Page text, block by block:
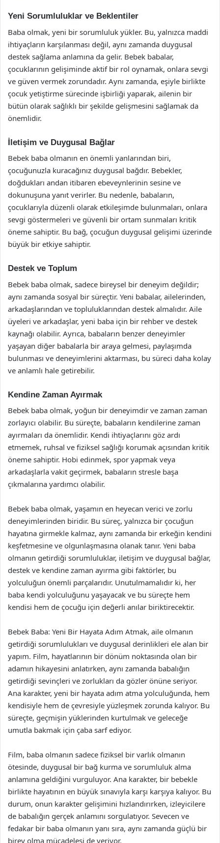
Yeni Sorumluluklar ve Beklentiler
Baba olmak, yeni bir sorumluluk yükler. Bu, yalnızca maddi
ihtiyaçların karşılanması değil, aynı zamanda duygusal
destek sağlama anlamına da gelir. Bebek babalar,
çocuklarının gelişiminde aktif bir rol oynamak, onlara sevgi
ve güven vermek zorundadır. Aynı zamanda, eşiyle birlikte
çocuk yetiştirme sürecinde işbirliği yaparak, ailenin bir
bütün olarak sağlıklı bir şekilde gelişmesini sağlamak da
önemlidir.
İletişim ve Duygusal Bağlar
Bebek baba olmanın en önemli yanlarından biri,
çocuğunuzla kuracağınız duygusal bağdır. Bebekler,
doğdukları andan itibaren ebeveynlerinin sesine ve
dokunuşuna yanıt verirler. Bu nedenle, babaların,
çocuklarıyla düzenli olarak etkileşimde bulunmaları, onlara
sevgi göstermeleri ve güvenli bir ortam sunmaları kritik
öneme sahiptir. Bu bağ, çocuğun duygusal gelişimi üzerinde
büyük bir etkiye sahiptir.
Destek ve Toplum
Bebek baba olmak, sadece bireysel bir deneyim değildir;
aynı zamanda sosyal bir süreçtir. Yeni babalar, ailelerinden,
arkadaşlarından ve topluluklarından destek almalıdır. Aile
üyeleri ve arkadaşlar, yeni baba için bir rehber ve destek
kaynağı olabilir. Ayrıca, babaların benzer deneyimler
yaşayan diğer babalarla bir araya gelmesi, paylaşımda
bulunması ve deneyimlerini aktarması, bu süreci daha kolay
ve anlamlı hale getirebilir.
Kendine Zaman Ayırmak
Bebek baba olmak, yoğun bir deneyimdir ve zaman zaman
zorlayıcı olabilir. Bu süreçte, babaların kendilerine zaman
ayırmaları da önemlidir. Kendi ihtiyaçlarını göz ardı
etmemek, ruhsal ve fiziksel sağlığı korumak açısından kritik
öneme sahiptir. Hobi edinmek, spor yapmak veya
arkadaşlarla vakit geçirmek, babaların stresle başa
çıkmalarına yardımcı olabilir.
Bebek baba olmak, yaşamın en heyecan verici ve zorlu
deneyimlerinden biridir. Bu süreç, yalnızca bir çocuğun
hayatına girmekle kalmaz, aynı zamanda bir erkeğin kendini
keşfetmesine ve olgunlaşmasına olanak tanır. Yeni baba
olmanın getirdiği sorumluluklar, iletişim ve duygusal bağlar,
destek ve kendine zaman ayırma gibi faktörler, bu
yolculuğun önemli parçalarıdır. Unutulmamalıdır ki, her
baba kendi yolculuğunu yaşayacak ve bu süreçte hem
kendisi hem de çocuğu için değerli anılar biriktirecektir.
Bebek Baba: Yeni Bir Hayata Adım Atmak, aile olmanın
getirdiği sorumlulukları ve duygusal derinlikleri ele alan bir
yapım. Film, hayatlarının bir dönüm noktasında olan bir
adamın hikayesini anlatırken, aynı zamanda babalığın
getirdiği sevinçleri ve zorlukları da gözler önüne seriyor.
Ana karakter, yeni bir hayata adım atma yolculuğunda, hem
kendisiyle hem de çevresiyle yüzleşmek zorunda kalıyor. Bu
süreçte, geçmişin yüklerinden kurtulmak ve geleceğe
umutla bakmak için çaba sarf ediyor.
Film, baba olmanın sadece fiziksel bir varlık olmanın
ötesinde, duygusal bir bağ kurma ve sorumluluk alma
anlamına geldiğini vurguluyor. Ana karakter, bir bebekle
birlikte hayatının en büyük sınavıyla karşı karşıya kalıyor. Bu
durum, onun karakter gelişimini hızlandırırken, izleyicilere
de babalığın gerçek anlamını sorgulatıyor. Sevecen ve
fedakar bir baba olmanın yanı sıra, aynı zamanda güçlü bir
birey olma mücadelesi de veriyor.